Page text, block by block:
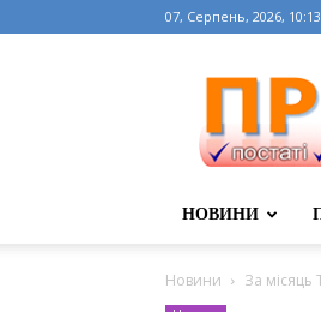
07, Серпень, 2026, 10:13
НОВИНИ
Новини За місяць